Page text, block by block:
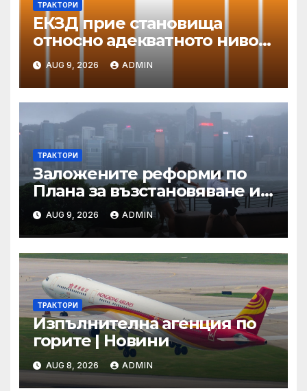
ТРАКТОРИ
ЕКЗД прие становища
относно адекватното ниво
на защита
AUG 9, 2026 ADMIN
ТРАКТОРИ
Заложените реформи по
Плана за възстановяване и
устойчивост в част
енергетика са
неизпълними
AUG 9, 2026 ADMIN
ТРАКТОРИ
Изпълнителна агенция по
горите | Новини
AUG 8, 2026 ADMIN